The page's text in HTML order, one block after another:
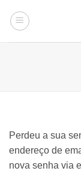
Perdeu a sua
endereço de
nova senha via